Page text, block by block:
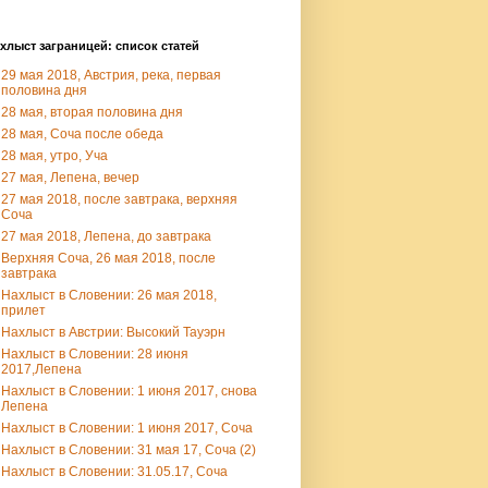
заграницей: список статей
29 мая 2018, Австрия, река, первая
половина дня
28 мая, вторая половина дня
28 мая, Соча после обеда
28 мая, утро, Уча
27 мая, Лепена, вечер
27 мая 2018, после завтрака, верхняя
Соча
27 мая 2018, Лепена, до завтрака
Верхняя Соча, 26 мая 2018, после
завтрака
Нахлыст в Словении: 26 мая 2018,
прилет
Нахлыст в Австрии: Высокий Тауэрн
Нахлыст в Словении: 28 июня
2017,Лепена
Нахлыст в Словении: 1 июня 2017, снова
Лепена
Нахлыст в Словении: 1 июня 2017, Соча
Нахлыст в Словении: 31 мая 17, Соча (2)
Нахлыст в Словении: 31.05.17, Соча